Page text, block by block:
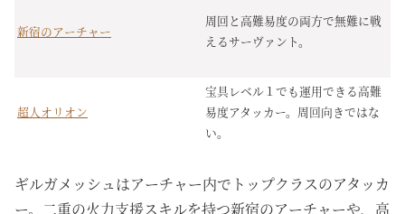
新宿のアーチャー
周回と高難易度の両方で無難に戦
えるサーヴァント。
超人オリオン
宝具レベル１でも運用できる高難
易度アタッカー。周回向きではな
い。
ギルガメッシュはアーチャー内でトップクラスのアタッカ
ー。二重の火力支援スキルを持つ新宿のアーチャーや、高